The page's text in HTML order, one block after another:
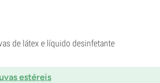
de látex e líquido desinfetante
estéreis